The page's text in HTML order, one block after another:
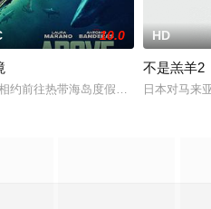
囹圄在即，叶庭急召其子叶护相见
10.0
约前往热带海岛度假，计划在碧蓝海
HD
不是羔羊2
日本对马来